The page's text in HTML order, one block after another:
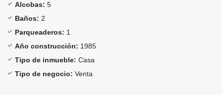
Alcobas: 5
Baños: 2
Parqueaderos: 1
Año construcción: 1985
Tipo de inmueble: Casa
Tipo de negocio: Venta